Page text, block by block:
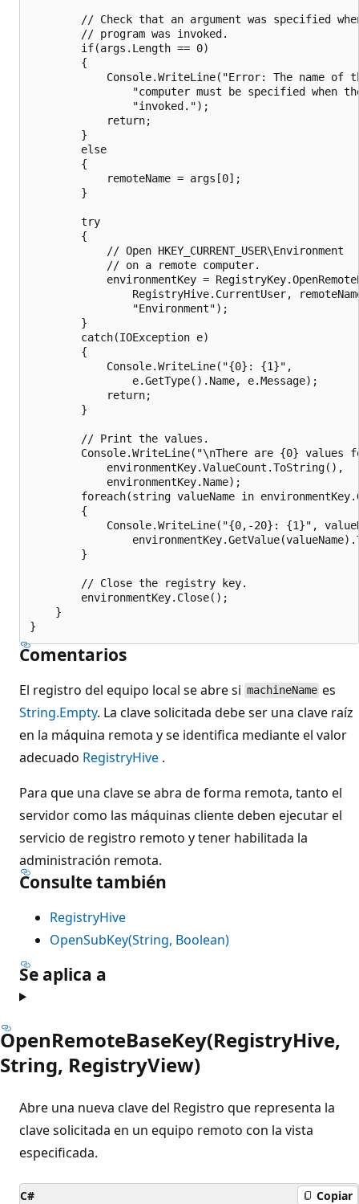
// Check that an argument was specified
        // program was invoked.
        if(args.Length == 0)
        {
Console.WriteLine("Error: The name of
"computer must be specified when
                "invoked.");
            return;
        }
        else
        {
            remoteName = args[0];
        }
        try
        {
            // Open HKEY_CURRENT_USER\Environment
            // on a remote computer.
environmentKey =
RegistryHive.CurrentUser,
                "Environment");
        }
        catch(IOException e)
        {
            Console.WriteLine("{0}: {1}",
                e.GetType().Name, e.Message);
            return;
        }
        // Print the values.
Console.WriteLine("\nThere are {0} values
            environmentKey.ValueCount.ToString(),
            environmentKey.Name);
foreach(string valueName in
        {
Console.WriteLine("{0,-20}: {1}",
        }
        // Close the registry key.
        environmentKey.Close();
    }
Comentarios
El registro del equipo local se abre si machineName es
String.Empty. La clave solicitada debe ser una clave raíz
en la máquina remota y se identifica mediante el valor
adecuado RegistryHive .
Para que una clave se abra de forma remota, tanto el
servidor como las máquinas cliente deben ejecutar el
servicio de registro remoto y tener habilitada la
administración remota.
Consulte también
RegistryHive
OpenSubKey(String, Boolean)
Se aplica a
OpenRemoteBaseKey(RegistryHive,
String, RegistryView)
Abre una nueva clave del Registro que representa la
clave solicitada en un equipo remoto con la vista
especificada.
C# Copiar